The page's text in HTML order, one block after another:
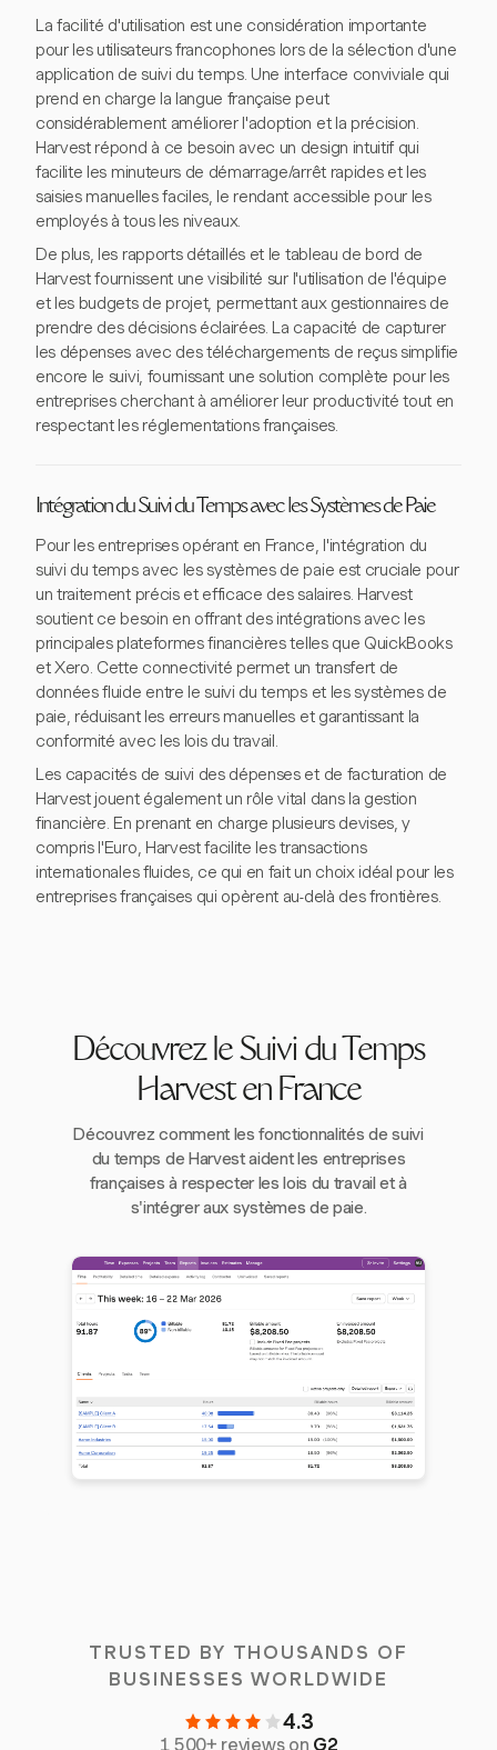
La facilité d'utilisation est une considération importante
pour les utilisateurs francophones lors de la sélection d'une
application de suivi du temps. Une interface conviviale qui
prend en charge la langue française peut
considérablement améliorer l'adoption et la précision.
Harvest répond à ce besoin avec un design intuitif qui
facilite les minuteurs de démarrage/arrêt rapides et les
saisies manuelles faciles, le rendant accessible pour les
employés à tous les niveaux.
De plus, les rapports détaillés et le tableau de bord de
Harvest fournissent une visibilité sur l'utilisation de l'équipe
et les budgets de projet, permettant aux gestionnaires de
prendre des décisions éclairées. La capacité de capturer
les dépenses avec des téléchargements de reçus simplifie
encore le suivi, fournissant une solution complète pour les
entreprises cherchant à améliorer leur productivité tout en
respectant les réglementations françaises.
Intégration du Suivi du Temps avec les Systèmes de Paie
Pour les entreprises opérant en France, l'intégration du
suivi du temps avec les systèmes de paie est cruciale pour
un traitement précis et efficace des salaires. Harvest
soutient ce besoin en offrant des intégrations avec les
principales plateformes financières telles que QuickBooks
et Xero. Cette connectivité permet un transfert de
données fluide entre le suivi du temps et les systèmes de
paie, réduisant les erreurs manuelles et garantissant la
conformité avec les lois du travail.
Les capacités de suivi des dépenses et de facturation de
Harvest jouent également un rôle vital dans la gestion
financière. En prenant en charge plusieurs devises, y
compris l'Euro, Harvest facilite les transactions
internationales fluides, ce qui en fait un choix idéal pour les
entreprises françaises qui opèrent au-delà des frontières.
Découvrez le Suivi du Temps
Harvest en France
Découvrez comment les fonctionnalités de suivi
du temps de Harvest aident les entreprises
françaises à respecter les lois du travail et à
s'intégrer aux systèmes de paie.
TRUSTED BY THOUSANDS OF
BUSINESSES WORLDWIDE
4.3
1,500+ reviews on G2